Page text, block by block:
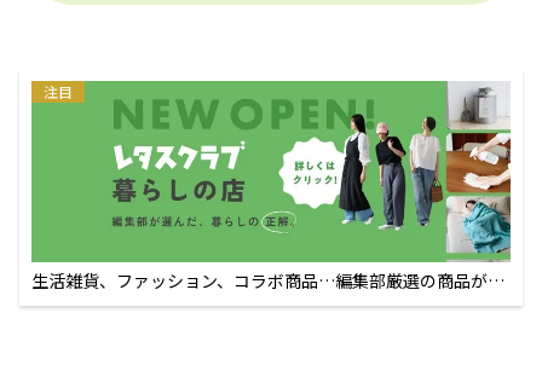
注目
生活雑貨、ファッション、コラボ商品…編集部厳選の商品が買
えるECサイト